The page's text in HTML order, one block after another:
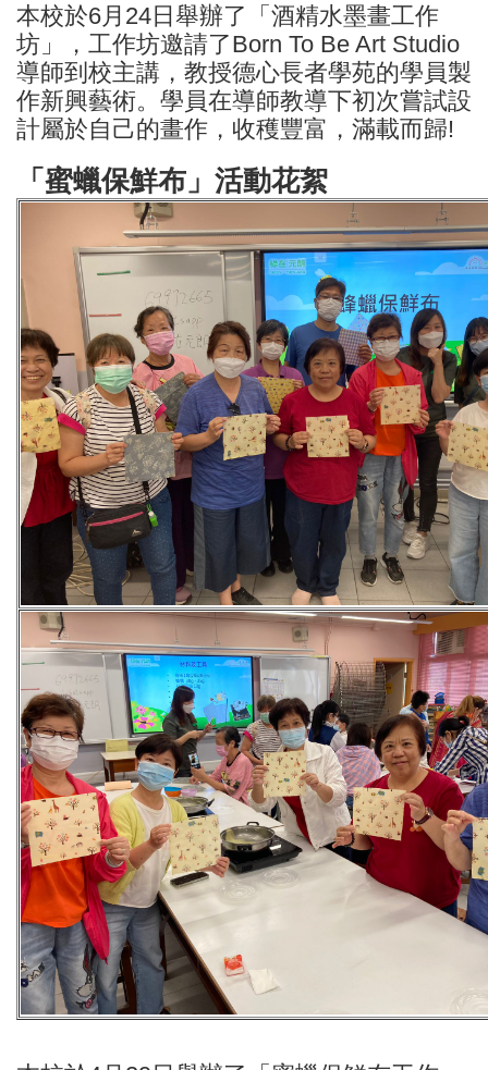
本校於6月24日舉辦了「酒精水墨畫工作
坊」，工作坊邀請了Born To Be Art Studio
導師到校主講，教授德心長者學苑的學員製
作新興藝術。學員在導師教導下初次嘗試設
計屬於自己的畫作，收穫豐富，滿載而歸!
「蜜蠟保鮮布」活動花絮